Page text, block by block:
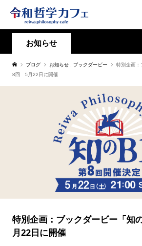
お知らせ
ブログ お知らせ ブックダービー
特別企画：
8回 5月22日に開催
特別企画：ブックダービー「
月22日に開催